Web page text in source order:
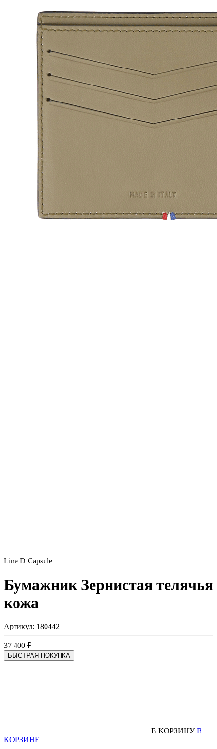
Line D Capsule
Бумажник Зернистая телячья
кожа
Артикул: 180442
37 400 ₽
БЫСТРАЯ ПОКУПКА
В КОРЗИНУ В
КОРЗИНЕ